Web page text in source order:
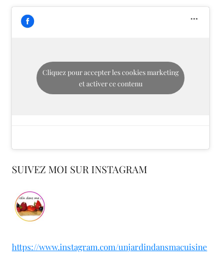
Cliquez pour accepter les cookies marketing
et activer ce contenu
SUIVEZ MOI SUR INSTAGRAM
https://www.instagram.com/unjardindansmacuisine